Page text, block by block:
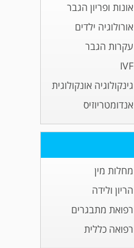
אונות ופריון הגבר
אורולוגיה ילדים
עקרות הגבר
IVF
גינקולוגיה אונקולוגית
אנדומטריוזיס
מחלות מין
הריון ולידה
רפואת מתבגרים
רפואה כללית